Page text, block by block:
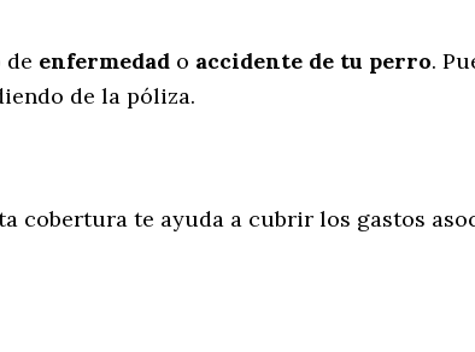
de enfermedad o accidente de tu perro.
de la póliza.
cobertura te ayuda a cubrir los gastos